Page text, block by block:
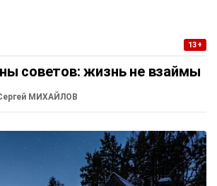
13+
советов: жизнь не взаймы
МИХАЙЛОВ